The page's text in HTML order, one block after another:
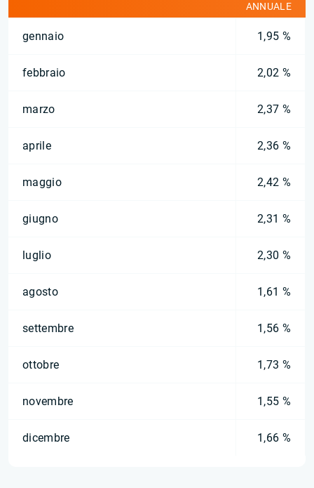
ANNUALE
gennaio 1,95 %
febbraio 2,02 %
marzo 2,37 %
aprile 2,36 %
maggio 2,42 %
giugno 2,31 %
luglio 2,30 %
agosto 1,61 %
settembre 1,56 %
ottobre 1,73 %
novembre 1,55 %
dicembre 1,66 %